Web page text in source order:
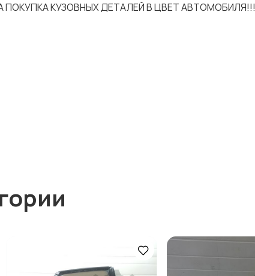
КУЗОВНЫХ ДЕТАЛЕЙ В ЦВЕТ АВТОМОБИЛЯ!!!